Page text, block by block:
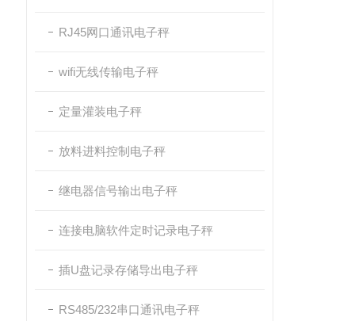
RJ45网口通讯电子秤
wifi无线传输电子秤
定量灌装电子秤
放料进料控制电子秤
继电器信号输出电子秤
连接电脑软件定时记录电子秤
插U盘记录存储导出电子秤
RS485/232串口通讯电子秤